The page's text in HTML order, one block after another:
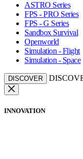
ASTRO Series
FPS - PRO Series
FPS - G Series
Sandbox Survival
Openworld
Simulation - Flight
Simulation - Space
DISCOVER
INNOVATION